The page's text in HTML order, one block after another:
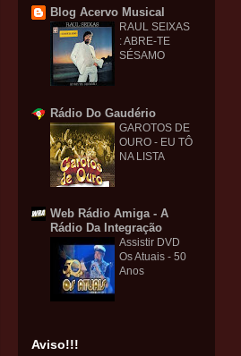
Blog Acervo Musical
RAUL SEIXAS
: ABRE-TE
SÉSAMO
Rádio Do Gaudério
GAROTOS DE
OURO - EU TÔ
NA LISTA
Web Rádio Amiga - A
Rádio Da Integração
Assistir DVD
Os Atuais - 50
Anos
Aviso!!!